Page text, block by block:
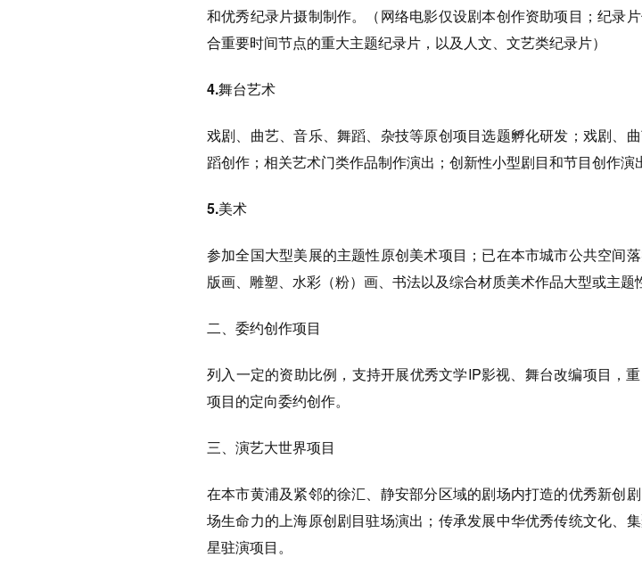
和优秀纪录片摄制制作。（网络电影仅设剧本创作资助项目；纪录
合重要时间节点的重大主题纪录片，以及人文、文艺类纪录片）
4.舞台艺术
戏剧、曲艺、音乐、舞蹈、杂技等原创项目选题孵化研发；戏剧、
蹈创作；相关艺术门类作品制作演出；创新性小型剧目和节目创作演
5.美术
参加全国大型美展的主题性原创美术项目；已在本市城市公共空间
版画、雕塑、水彩（粉）画、书法以及综合材质美术作品大型或主题
二、委约创作项目
列入一定的资助比例，支持开展优秀文学IP影视、舞台改编项目，
项目的定向委约创作。
三、演艺大世界项目
在本市黄浦及紧邻的徐汇、静安部分区域的剧场内打造的优秀新创
场生命力的上海原创剧目驻场演出；传承发展中华优秀传统文化、
星驻演项目。